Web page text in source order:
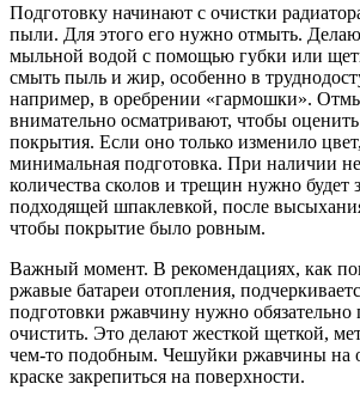
Подготовку начинают с очистки
пыли. Для этого его нужно отмыть.
мыльной водой с помощью губки или
смыть пыль и жир, особенно в
например, в оребрении «гармошки».
внимательно осматривают, чтобы оценить
покрытия. Если оно только изменило
минимальная подготовка. При наличии
количества сколов и трещин нужно будет
подходящей шпаклевкой, после
чтобы покрытие было ровным.
Важный момент. В рекомендациях, как
ржавые батареи отопления,
подготовки ржавчину нужно обязательно
очистить. Это делают жесткой щеткой,
чем-то подобным. Чешуйки ржавчины на
краске закрепиться на поверхности.